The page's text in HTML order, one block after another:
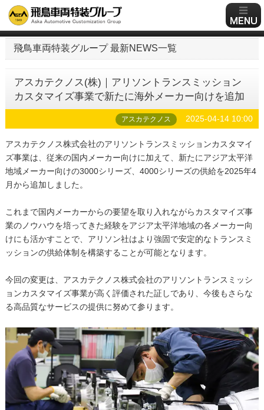
飛鳥車両特装グループ 最新NEWS一覧
アスカテクノス(株)｜アリソントランスミッション
カスタマイズ事業で新たに海外メーカー向けを追加
アスカテクノス 2025-04-14 10:00
アスカテクノス株式会社のアリソントランスミッションカスタマイ
ズ事業は、従来の国内メーカー向けに加えて、新たにアジア太平洋
地域メーカー向けの3000シリーズ、4000シリーズの供給を2025年4
月から追加しました。
これまで国内メーカーからの要望を取り入れながらカスタマイズ事
業のノウハウを培ってきた経験をアジア太平洋地域の各メーカー向
けにも活かすことで、アリソン社はより強固で安定的なトランスミ
ッションの供給体制を構築することが可能となります。
今回の変更は、アスカテクノス株式会社のアリソントランスミッシ
ョンカスタマイズ事業が高く評価された証しであり、今後もさらな
る高品質なサービスの提供に努めて参ります。